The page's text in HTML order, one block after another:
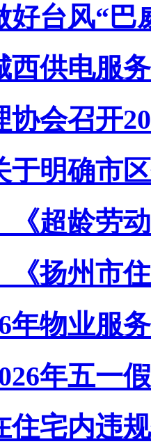
好台风“巴
西供电服
协会召开
于明确市
《超龄劳
《扬州市
年物业服
年五一
住宅内违